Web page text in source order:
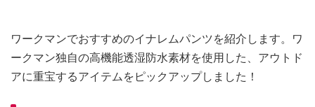
ワークマンでおすすめのイナレムパンツを紹介します。ワ
ークマン独自の高機能透湿防水素材を使用した、アウトド
アに重宝するアイテムをピックアップしました！